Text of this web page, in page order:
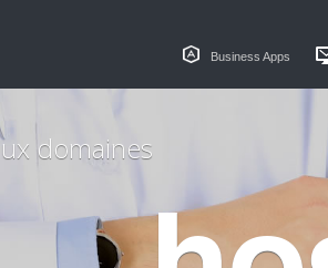
Business Apps
domaines